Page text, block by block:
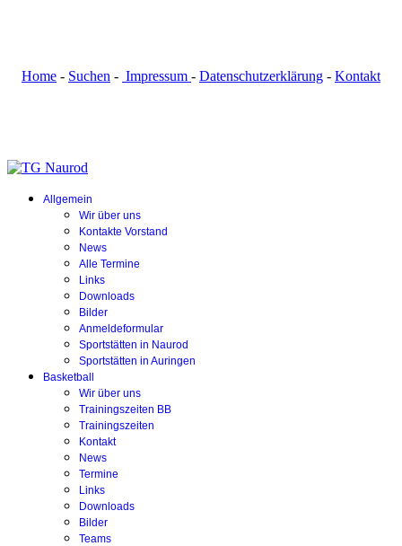
Home - Suchen - Impressum - Datenschutzerklärung - Kontakt
Allgemein
Wir über uns
Kontakte Vorstand
News
Alle Termine
Links
Downloads
Bilder
Anmeldeformular
Sportstätten in Naurod
Sportstätten in Auringen
Basketball
Wir über uns
Trainingszeiten BB
Trainingszeiten
Kontakt
News
Termine
Links
Downloads
Bilder
Teams